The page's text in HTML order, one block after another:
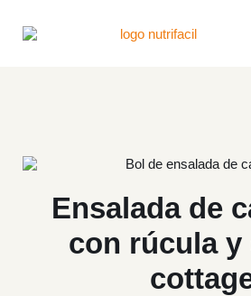
Ensalada de
con rúcula y